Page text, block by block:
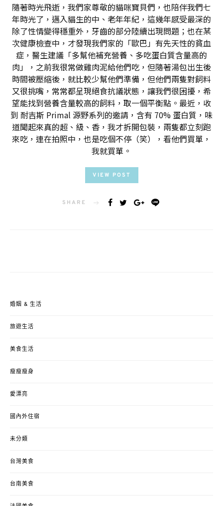
隨著時光飛逝，我們家尊敬的貓咪寶貝們，也陪伴我們七
年時光了，邁入貓生的中、老年年紀，這幾年感受最深的
除了性情變得穩重外，牙齒的部分陸續出現問題；也在某
次健康檢查中，才發現我們家的「歐巴」有先天性的貧血
症，醫生建議「多幫他補充營養、多吃蛋白質含量高的
肉」，之前我很常做雞肉泥給他們吃，但隨著湯包出生後
時間被壓縮後，就比較少幫他們準備，但他們兩隻對飼料
又很挑嘴，常常都呈現絕食抗議狀態，讓我們很困擾，希
望能找到營養含量較高的飼料，取一個平衡點。最近，收
到 耐吉斯 Primal 源野系列的邀請，含有 70% 蛋白質，味
道聞起來真的超、級、香，我才拆開包裝，兩隻都立刻跑
來吃，連在拍照中，也是吃個不停（笑），看他們買單，
我就買單。
VIEW POST
SHARE
婚姻 & 生活
旅遊生活
美食生活
瘦瘦瘦身
愛漂亮
國內外住宿
未分類
台灣美食
台南美食